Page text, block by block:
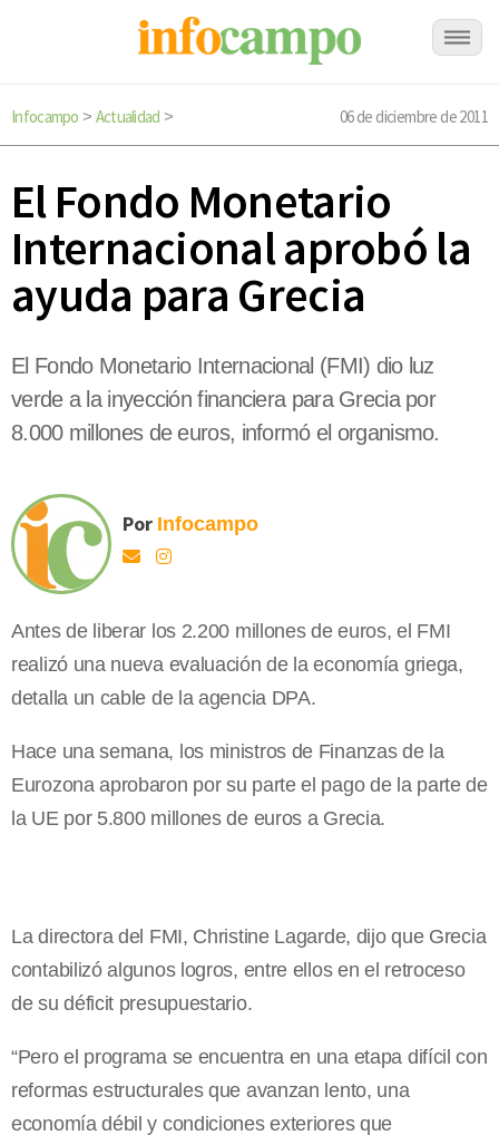
Infocampo > Actualidad > 06 de diciembre de 2011
El Fondo Monetario
Internacional aprobó la
ayuda para Grecia
El Fondo Monetario Internacional (FMI) dio luz
verde a la inyección financiera para Grecia por
8.000 millones de euros, informó el organismo.
Por Infocampo
Antes de liberar los 2.200 millones de euros, el FMI
realizó una nueva evaluación de la economía griega,
detalla un cable de la agencia DPA.
Hace una semana, los ministros de Finanzas de la
Eurozona aprobaron por su parte el pago de la parte de
la UE por 5.800 millones de euros a Grecia.
La directora del FMI, Christine Lagarde, dijo que Grecia
contabilizó algunos logros, entre ellos en el retroceso
de su déficit presupuestario.
“Pero el programa se encuentra en una etapa difícil con
reformas estructurales que avanzan lento, una
economía débil y condiciones exteriores que